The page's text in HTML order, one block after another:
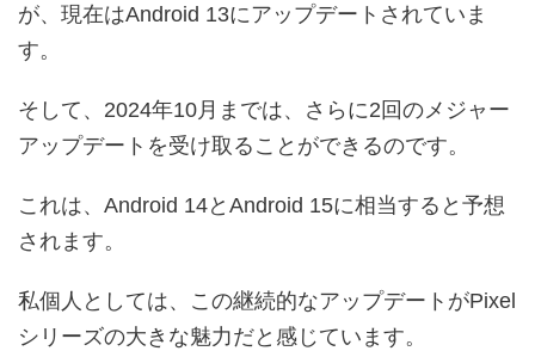
が、現在はAndroid 13にアップデートされていま
す。
そして、2024年10月までは、さらに2回のメジャー
アップデートを受け取ることができるのです。
これは、Android 14とAndroid 15に相当すると予想
されます。
私個人としては、この継続的なアップデートがPixel
シリーズの大きな魅力だと感じています。